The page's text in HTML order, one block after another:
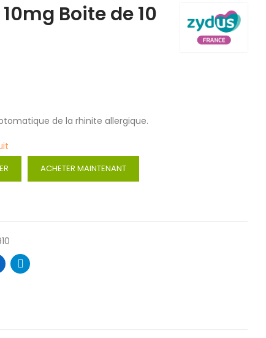
10mg Boite de 10
de la rhinite allergique.
ACHETER MAINTENANT